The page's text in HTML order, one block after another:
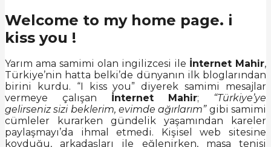
Welcome to my home page. i
kiss you !
Yarım ama samimi olan ingilizcesi ile İnternet Mahir,
Türkiye’nin hatta belki’de dünyanın ilk bloglarından
birini kurdu. “I kiss you” diyerek samimi mesajlar
vermeye çalışan İnternet Mahir; “Türkiye’ye
gelirseniz sizi beklerim, evimde ağırlarım”gibi samimi
cümleler kurarken gündelik yaşamından kareler
paylaşmayı’da ihmal etmedi. Kişisel web sitesine
koyduğu, arkadaşları ile eğlenirken, masa tenisi